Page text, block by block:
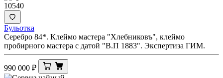
10540
Бульотка
Серебро 84*. Клеймо мастера "Хлебниковъ", клеймо
пробирного мастера с датой "В.П 1883". Экспертиза ГИМ.
990 000 ₽